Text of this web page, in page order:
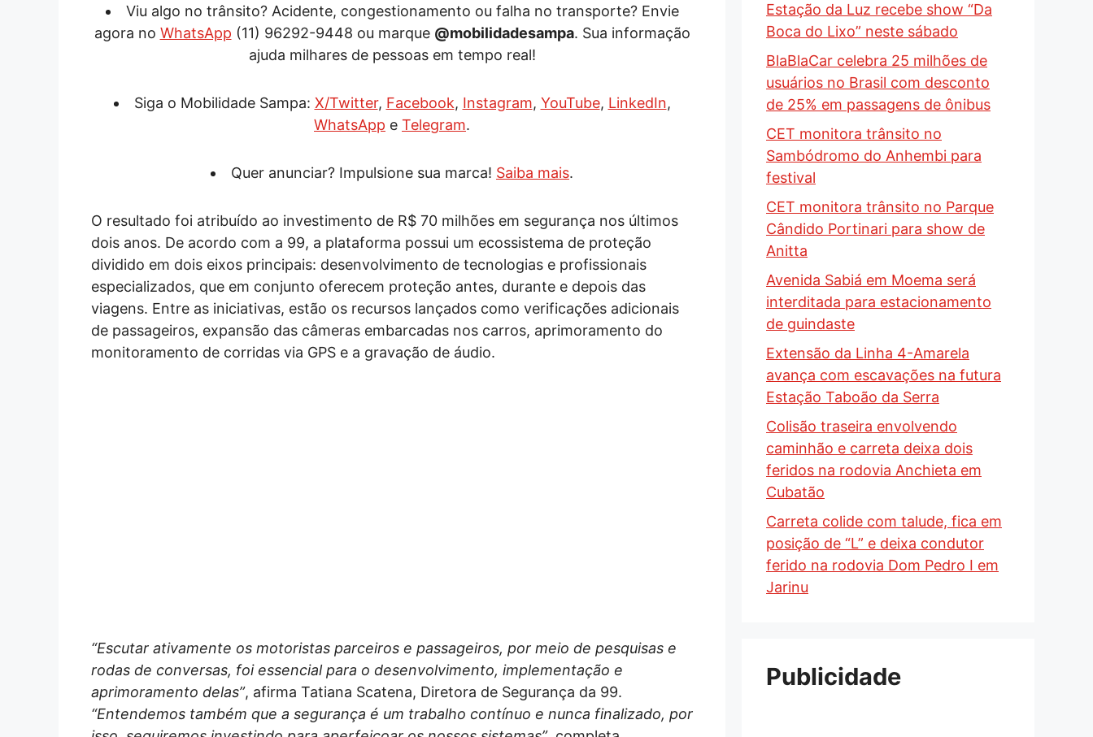
Viu algo no trânsito? Acidente, congestionamento ou falha no transporte? Envie
agora no WhatsApp (11) 96292-9448 ou marque @mobilidadesampa. Sua informação
ajuda milhares de pessoas em tempo real!
Siga o Mobilidade Sampa: X/Twitter, Facebook, Instagram, YouTube, LinkedIn,
WhatsApp e Telegram.
Quer anunciar? Impulsione sua marca! Saiba mais.
O resultado foi atribuído ao investimento de R$ 70 milhões em segurança nos últimos
dois anos. De acordo com a 99, a plataforma possui um ecossistema de proteção
dividido em dois eixos principais: desenvolvimento de tecnologias e profissionais
especializados, que em conjunto oferecem proteção antes, durante e depois das
viagens. Entre as iniciativas, estão os recursos lançados como verificações adicionais
de passageiros, expansão das câmeras embarcadas nos carros, aprimoramento do
monitoramento de corridas via GPS e a gravação de áudio.
“Escutar ativamente os motoristas parceiros e passageiros, por meio de pesquisas e
rodas de conversas, foi essencial para o desenvolvimento, implementação e
aprimoramento delas”, afirma Tatiana Scatena, Diretora de Segurança da 99.
“Entendemos também que a segurança é um trabalho contínuo e nunca finalizado, por
Estação da Luz recebe show “Da
Boca do Lixo” neste sábado
BlaBlaCar celebra 25 milhões de
usuários no Brasil com desconto
de 25% em passagens de ônibus
CET monitora trânsito no
Sambódromo do Anhembi para
festival
CET monitora trânsito no Parque
Cândido Portinari para show de
Anitta
Avenida Sabiá em Moema será
interditada para estacionamento
de guindaste
Extensão da Linha 4-Amarela
avança com escavações na futura
Estação Taboão da Serra
Colisão traseira envolvendo
caminhão e carreta deixa dois
feridos na rodovia Anchieta em
Cubatão
Carreta colide com talude, fica em
posição de “L” e deixa condutor
ferido na rodovia Dom Pedro I em
Jarinu
Publicidade